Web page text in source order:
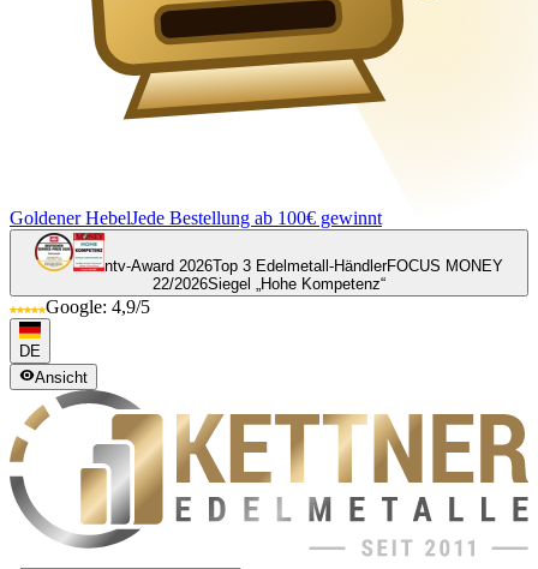
Goldener HebelJede Bestellung ab 100€ gewinnt
ntv-Award 2026Top 3 Edelmetall-HändlerFOCUS MONEY
22/2026Siegel „Hohe Kompetenz“
Google: 4,9/5
DE
Ansicht